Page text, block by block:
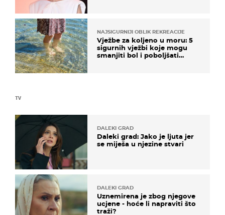
TV
DALEKI GRAD
Daleki grad: Jako je ljuta jer
se miješa u njezine stvari
DALEKI GRAD
Uznemirena je zbog njegove
ucjene - hoće li napraviti što
traži?
NAJSIGURNIJI OBLIK REKREACIJE
Vježbe za koljeno u moru: 5
sigurnih vježbi koje mogu
smanjiti bol i poboljšati